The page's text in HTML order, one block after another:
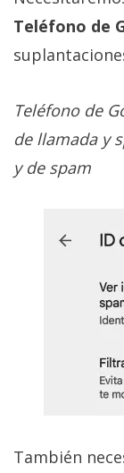
Teléfono de
Teléfono de
de llamada y
y de spam
También